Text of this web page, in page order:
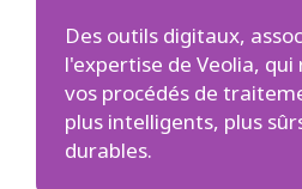
Des outils digitaux,
l'expertise de Veolia,
vos procédés de
plus intelligents, plus
durables.